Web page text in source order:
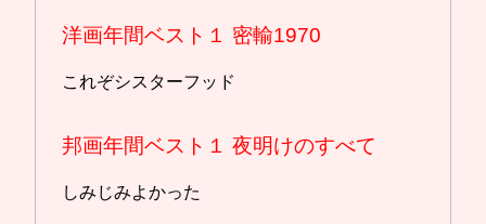
洋画年間ベスト１ 密輸1970
これぞシスターフッド
邦画年間ベスト１ 夜明けのすべて
しみじみよかった